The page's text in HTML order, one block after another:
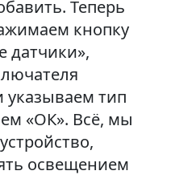
Теперь
кнопку
датчики»,
тип
«ОК». Всё, мы
освещением